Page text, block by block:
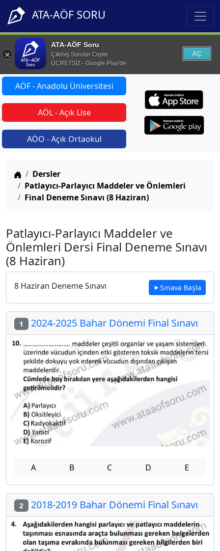
ATA-AÖF SORU
ATA-AÖF Soru
Çıkmış Sorular Cepte
ÜCRETSİZ - Google Play'de
AÇ
AÖF - Anadolu Üniversitesi
AÖL - Açık Lise
AÖO - Açık Ortaokul
Anasayfa
Dersler
Patlayıcı-Parlayıcı Maddeler ve Önlemleri
Final Deneme Sınavı (8 Haziran)
Patlayıcı-Parlayıcı Maddeler ve
Önlemleri Dersi Final Deneme Sınavı
(8 Haziran)
8 Haziran Deneme Sınavı Sınava Başla
1 2024-2025 Bahar Dönemi Final Sınavı
A B C D E
2 2018-2019 Bahar Dönemi Final Sınavı